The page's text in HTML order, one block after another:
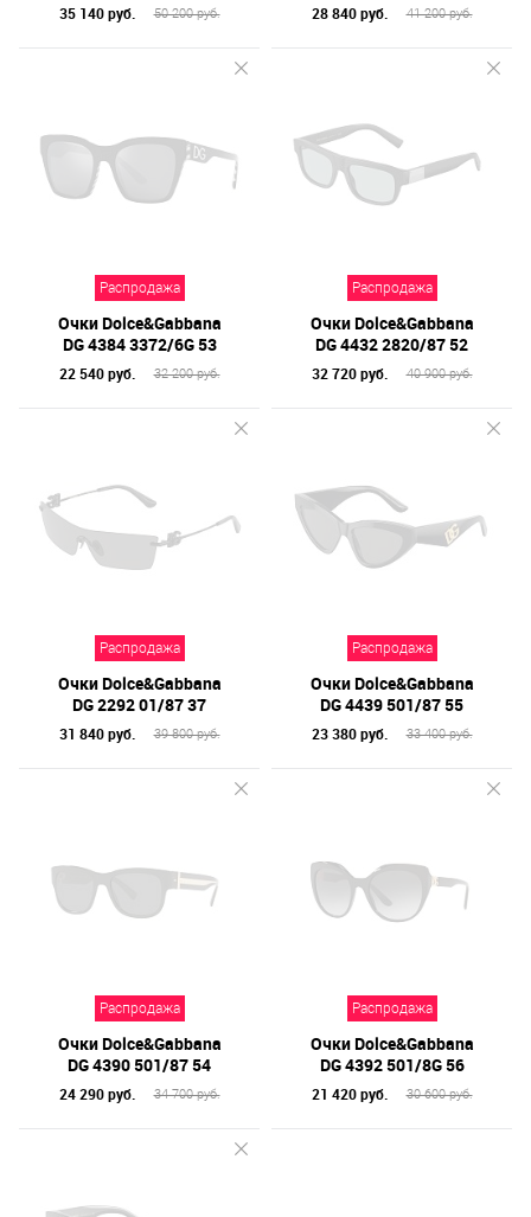
35 140 руб. 50 200 руб. 28 840 руб. 41 200 руб.
Распродажа
Очки Dolce&Gabbana
DG 4384 3372/6G 53
22 540 руб. 32 200 руб.
Распродажа
Очки Dolce&Gabbana
DG 4432 2820/87 52
32 720 руб. 40 900 руб.
Распродажа
Очки Dolce&Gabbana
DG 2292 01/87 37
31 840 руб. 39 800 руб.
Распродажа
Очки Dolce&Gabbana
DG 4439 501/87 55
23 380 руб. 33 400 руб.
Распродажа
Очки Dolce&Gabbana
DG 4390 501/87 54
24 290 руб. 34 700 руб.
Распродажа
Очки Dolce&Gabbana
DG 4392 501/8G 56
21 420 руб. 30 600 руб.